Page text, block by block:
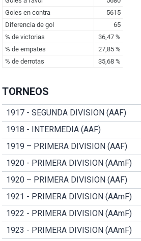
TORNEOS
1917 - SEGUNDA DIVISION (AAF)
1918 - INTERMEDIA (AAF)
1919 – PRIMERA DIVISION (AAF)
1920 - PRIMERA DIVISION (AAmF)
1920 – PRIMERA DIVISION (AAF)
1921 - PRIMERA DIVISION (AAmF)
1922 - PRIMERA DIVISION (AAmF)
1923 - PRIMERA DIVISION (AAmF)